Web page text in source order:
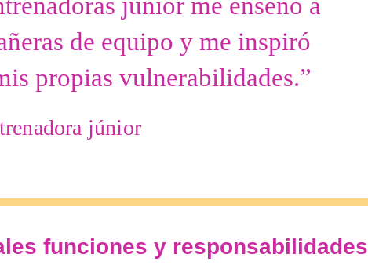
de equipo y me inspiró
propias vulnerabilidades.”
júnior
funciones y responsabilidades